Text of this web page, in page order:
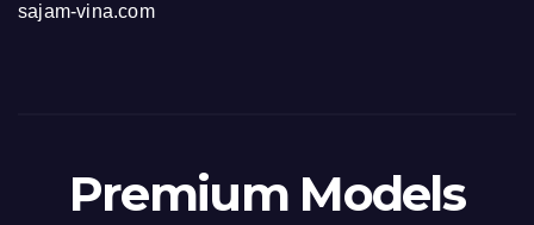
sajam-vina.com
Premium Models